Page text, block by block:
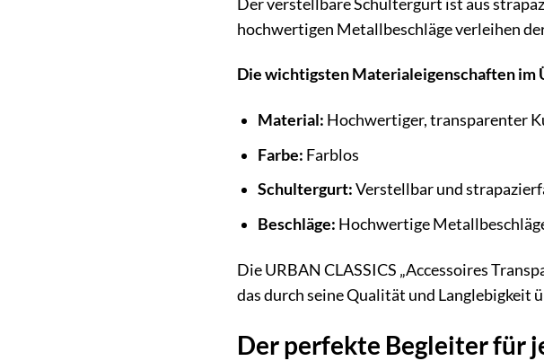
hochwertigen Metallbeschläge verleihen
Die wichtigsten Materialeigenschaften im
Material: Hochwertiger, transparenter
Farbe: Farblos
Schultergurt:Verstellbar und
Beschläge: Hochwertige
Die URBAN CLASSICS „Accessoires
das durch seine Qualität und Langlebigkeit
Der perfekte Begleiter für